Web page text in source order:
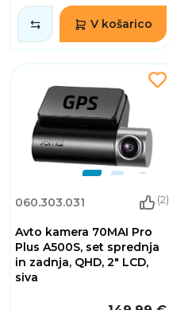
V košarico
060.303.031 (2)
Avto kamera 70MAI Pro
Plus A500S, set sprednja
in zadnja, QHD, 2" LCD,
siva